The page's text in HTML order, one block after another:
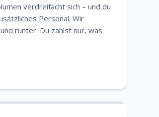
verdreifacht sich – und du
Personal. Wir
runter. Du zahlst nur, was